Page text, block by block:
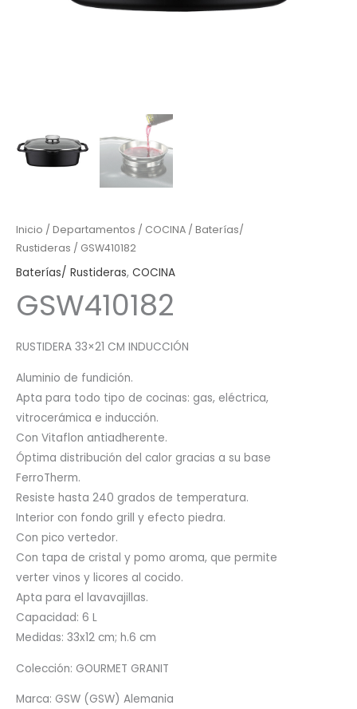
Inicio / Departamentos / COCINA / Baterías/
Rustideras / GSW410182
Baterías/ Rustideras, COCINA
GSW410182
RUSTIDERA 33×21 CM INDUCCIÓN
Aluminio de fundición.
Apta para todo tipo de cocinas: gas, eléctrica,
vitrocerámica e inducción.
Con Vitaflon antiadherente.
Óptima distribución del calor gracias a su base
FerroTherm.
Resiste hasta 240 grados de temperatura.
Interior con fondo grill y efecto piedra.
Con pico vertedor.
Con tapa de cristal y pomo aroma, que permite
verter vinos y licores al cocido.
Apta para el lavavajillas.
Capacidad: 6 L
Medidas: 33x12 cm; h.6 cm
Colección: GOURMET GRANIT
Marca: GSW (GSW) Alemania